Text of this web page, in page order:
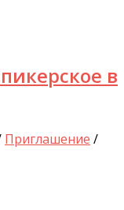
в
Приглашение /